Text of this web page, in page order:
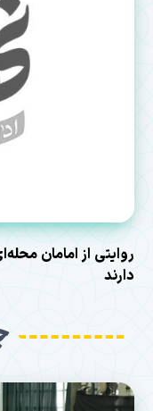
روایتی از امامان
دارند